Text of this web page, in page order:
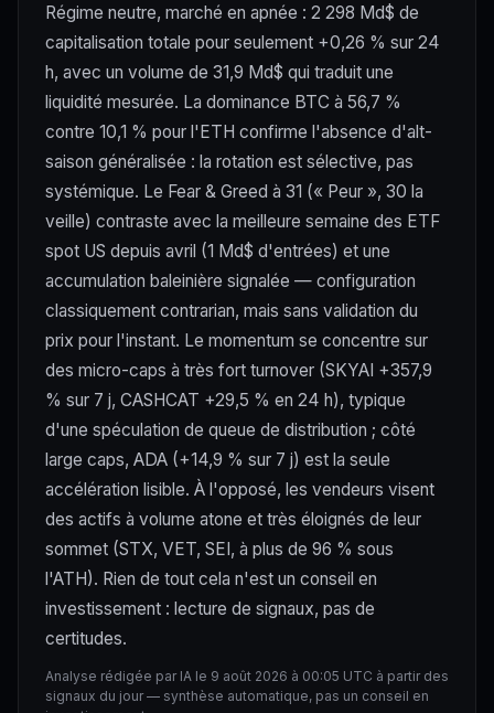
Régime neutre, marché en apnée : 2 298 Md$ de
capitalisation totale pour seulement +0,26 % sur 24
h, avec un volume de 31,9 Md$ qui traduit une
liquidité mesurée. La dominance BTC à 56,7 %
contre 10,1 % pour l'ETH confirme l'absence d'alt-
saison généralisée : la rotation est sélective, pas
systémique. Le Fear & Greed à 31 (« Peur », 30 la
veille) contraste avec la meilleure semaine des ETF
spot US depuis avril (1 Md$ d'entrées) et une
accumulation baleinière signalée — configuration
classiquement contrarian, mais sans validation du
prix pour l'instant. Le momentum se concentre sur
des micro-caps à très fort turnover (SKYAI +357,9
% sur 7 j, CASHCAT +29,5 % en 24 h), typique
d'une spéculation de queue de distribution ; côté
large caps, ADA (+14,9 % sur 7 j) est la seule
accélération lisible. À l'opposé, les vendeurs visent
des actifs à volume atone et très éloignés de leur
sommet (STX, VET, SEI, à plus de 96 % sous
l'ATH). Rien de tout cela n'est un conseil en
investissement : lecture de signaux, pas de
certitudes.
Analyse rédigée par IA le 9 août 2026 à 00:05 UTC à partir des
signaux du jour — synthèse automatique, pas un conseil en